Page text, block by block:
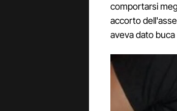
comportarsi
accorto
aveva dato